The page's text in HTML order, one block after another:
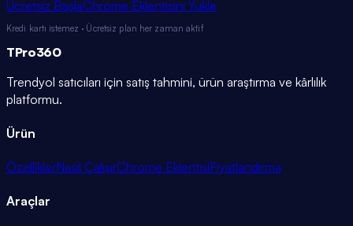
Ücretsiz BaşlaChrome Eklentisini Yükle
Kredi kartı istemez · Ücretsiz plan her zaman aktif
TPro360
Trendyol satıcıları için satış tahmini, ürün araştırma ve kârlılık
platformu.
Ürün
ÖzelliklerNasıl ÇalışırChrome EklentisiFiyatlandırma
Araçlar